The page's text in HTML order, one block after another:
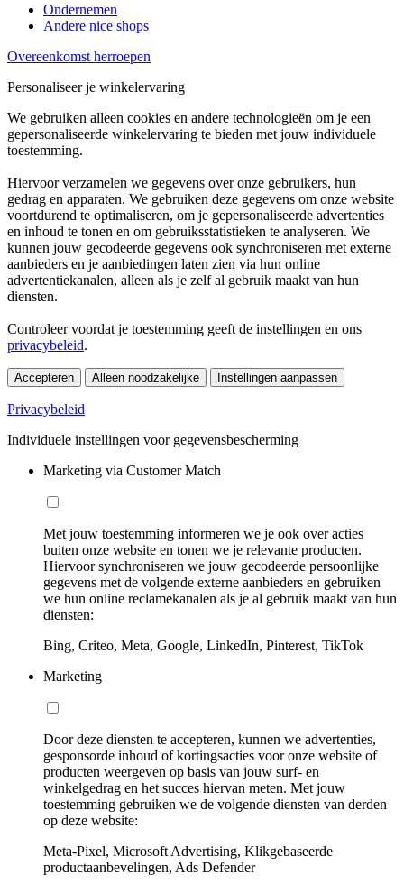
Ondernemen
Andere nice shops
Overeenkomst herroepen
Personaliseer je winkelervaring
We gebruiken alleen cookies en andere technologieën om je een
gepersonaliseerde winkelervaring te bieden met jouw individuele
toestemming.
Hiervoor verzamelen we gegevens over onze gebruikers, hun
gedrag en apparaten. We gebruiken deze gegevens om onze website
voortdurend te optimaliseren, om je gepersonaliseerde advertenties
en inhoud te tonen en om gebruiksstatistieken te analyseren. We
kunnen jouw gecodeerde gegevens ook synchroniseren met externe
aanbieders en je aanbiedingen laten zien via hun online
advertentiekanalen, alleen als je zelf al gebruik maakt van hun
diensten.
Controleer voordat je toestemming geeft de instellingen en ons
privacybeleid.
Accepteren Alleen noodzakelijke Instellingen aanpassen
Privacybeleid
Individuele instellingen voor gegevensbescherming
Marketing via Customer Match
Met jouw toestemming informeren we je ook over acties
buiten onze website en tonen we je relevante producten.
Hiervoor synchroniseren we jouw gecodeerde persoonlijke
gegevens met de volgende externe aanbieders en gebruiken
we hun online reclamekanalen als je al gebruik maakt van hun
diensten:
Bing, Criteo, Meta, Google, LinkedIn, Pinterest, TikTok
Marketing
Door deze diensten te accepteren, kunnen we advertenties,
gesponsorde inhoud of kortingsacties voor onze website of
producten weergeven op basis van jouw surf- en
winkelgedrag en het succes hiervan meten. Met jouw
toestemming gebruiken we de volgende diensten van derden
op deze website:
Meta-Pixel, Microsoft Advertising, Klikgebaseerde
productaanbevelingen, Ads Defender